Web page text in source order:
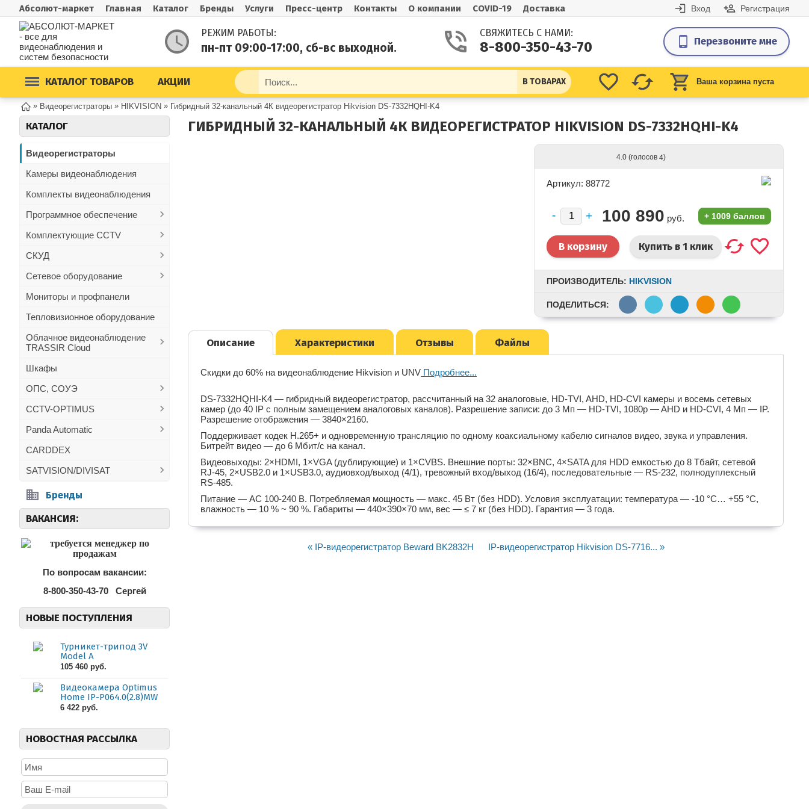
Абсолют-маркет Главная Каталог Бренды Услуги Пресс-центр Контакты О компании COVID-19 Доставка Вход Регистрация
РЕЖИМ РАБОТЫ:
пн-пт 09:00-17:00, сб-вс выходной.
СВЯЖИТЕСЬ С НАМИ:
8-800-350-43-70 Перезвоните мне
КАТАЛОГ ТОВАРОВ АКЦИИ Ваша корзина пуста
В ТОВАРАХ
» Видеорегистраторы » HIKVISION » Гибридный 32-канальный 4К видеорегистратор Hikvision DS-7332HQHI-K4
КАТАЛОГ
Видеорегистраторы
Камеры видеонаблюдения
Комплекты видеонаблюдения
Программное обеспечение
Комплектующие CCTV
СКУД
Сетевое оборудование
Мониторы и профпанели
Тепловизионное оборудование
Облачное видеонаблюдение
TRASSIR Cloud
Шкафы
ОПС, СОУЭ
CCTV-OPTIMUS
Panda Automatic
CARDDEX
SATVISION/DIVISAT
Бренды
ВАКАНСИЯ:
По вопросам вакансии:
8-800-350-43-70
Сергей
НОВЫЕ ПОСТУПЛЕНИЯ
Турникет-трипод 3V
Model A
105 460 руб.
Видеокамера Optimus
Home IP-P064.0(2.8)MW
6 422 руб.
НОВОСТНАЯ РАССЫЛКА
ГИБРИДНЫЙ 32-КАНАЛЬНЫЙ 4К ВИДЕОРЕГИСТРАТОР HIKVISION DS-7332HQHI-K4
4.0 (голосов 4)
Артикул: 88772
100 890 руб. + 1009 баллов
Купить в 1 клик
ПРОИЗВОДИТЕЛЬ: HIKVISION
ПОДЕЛИТЬСЯ:
Описание Характеристики Отзывы Файлы
Скидки до 60% на видеонаблюдение Hikvision и UNV Подробнее...
DS-7332HQHI-K4 — гибридный видеорегистратор, рассчитанный на 32 аналоговые, HD-TVI, AHD, HD-CVI камеры и восемь сетевых
камер (до 40 IP с полным замещением аналоговых каналов). Разрешение записи: до 3 Мп — HD-TVI, 1080p — AHD и HD-CVI, 4 Мп — IP.
Разрешение отображения — 3840×2160.
Поддерживает кодек H.265+ и одновременную трансляцию по одному коаксиальному кабелю сигналов видео, звука и управления.
Битрейт видео — до 6 Мбит/с на канал.
Видеовыходы: 2×HDMI, 1×VGA (дублирующие) и 1×CVBS. Внешние порты: 32×BNC, 4×SATA для HDD емкостью до 8 Тбайт, сетевой
RJ-45, 2×USB2.0 и 1×USB3.0, аудиовход/выход (4/1), тревожный вход/выход (16/4), последовательные — RS-232, полнодуплексный
RS-485.
Питание — AC 100-240 В. Потребляемая мощность — макс. 45 Вт (без HDD). Условия эксплуатации: температура — -10 °C… +55 °C,
влажность — 10 % ~ 90 %. Габариты — 440×390×70 мм, вес — ≤ 7 кг (без HDD). Гарантия — 3 года.
« IP-видеорегистратор Beward BK2832H IP-видеорегистратор Hikvision DS-7716... »